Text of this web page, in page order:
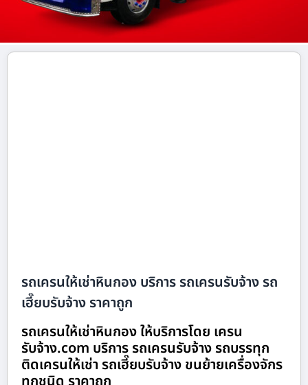
รถเครนให้เช่าหินกอง บริการ รถเครนรับจ้าง รถ
เฮี๊ยบรับจ้าง ราคาถูก
รถเครนให้เช่าหินกอง ให้บริการโดย เครน
รับจ้าง.com บริการ รถเครนรับจ้าง รถบรรทุก
ติดเครนให้เช่า รถเฮี๊ยบรับจ้าง ขนย้ายเครื่องจักร